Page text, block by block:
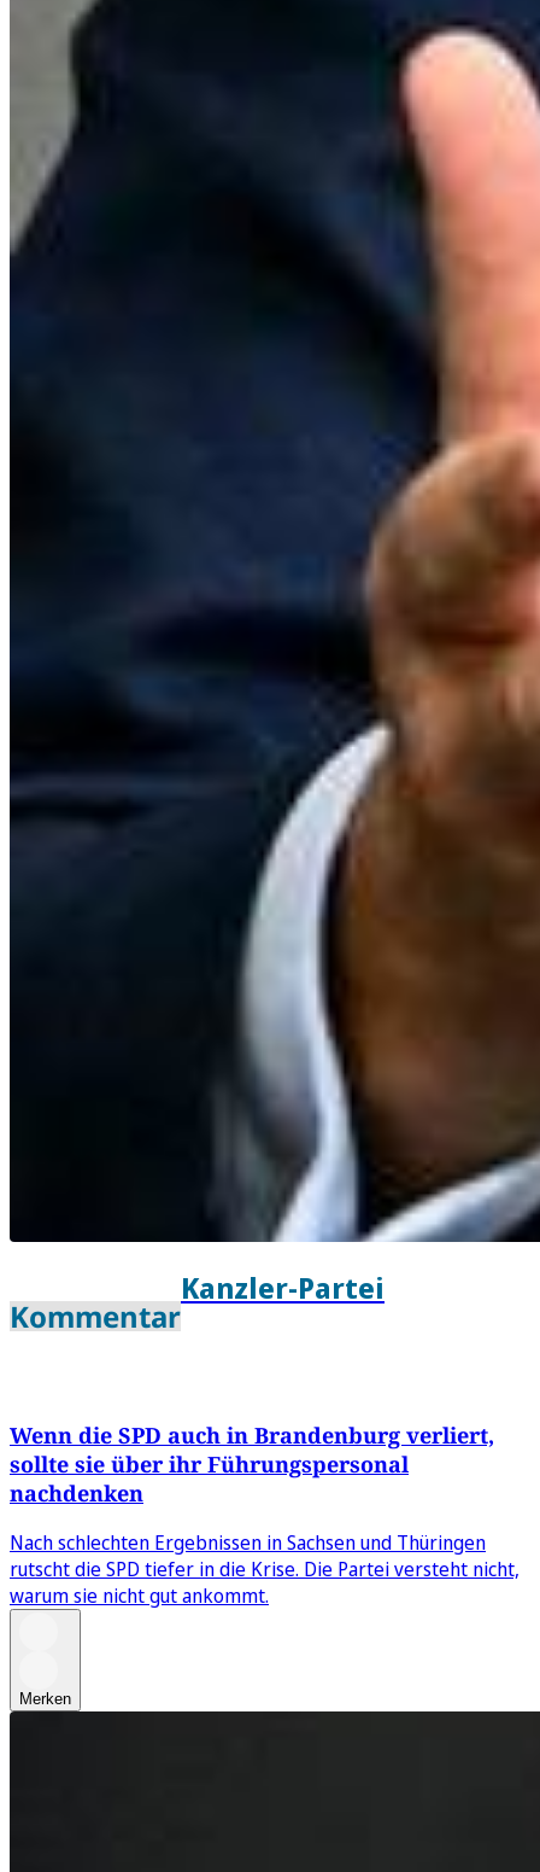
Kommentar
Kanzler-Partei
Wenn die SPD auch in Brandenburg verliert,
sollte sie über ihr Führungspersonal
nachdenken
Nach schlechten Ergebnissen in Sachsen und Thüringen
rutscht die SPD tiefer in die Krise. Die Partei versteht nicht,
warum sie nicht gut ankommt.
Merken